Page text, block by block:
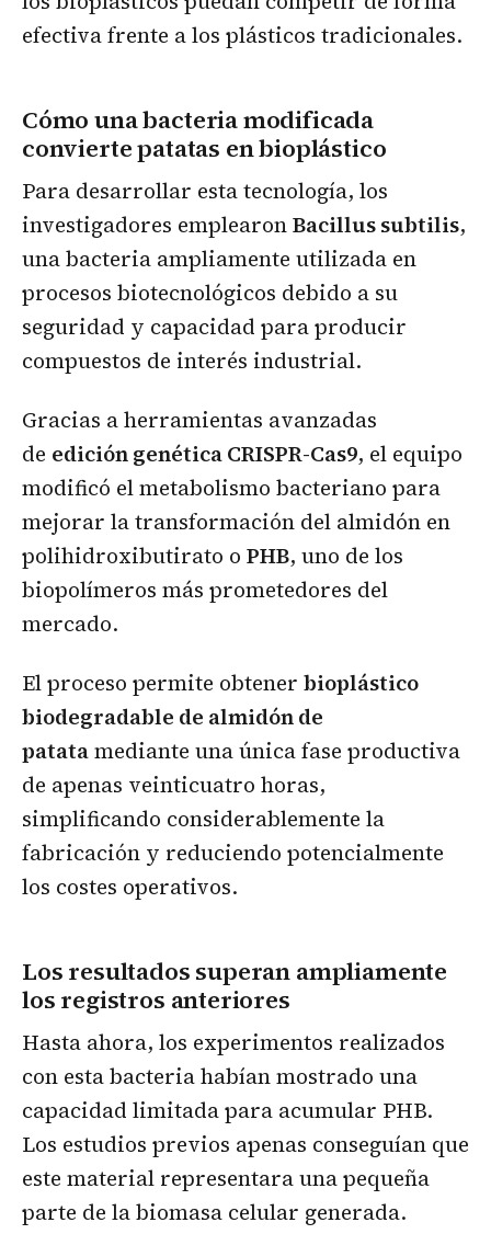
efectiva frente a los plásticos tradicionales.
Cómo una bacteria modificada
convierte patatas en bioplástico
Para desarrollar esta tecnología, los
investigadores emplearonBacillus subtilis,
una bacteria ampliamente utilizada en
procesos biotecnológicos debido a su
seguridad y capacidad para producir
compuestos de interés industrial.
Gracias a herramientas avanzadas
de edición genética CRISPR-Cas9, el equipo
modificó el metabolismo bacteriano para
mejorar la transformación del almidón en
polihidroxibutirato o PHB, uno de los
biopolímeros más prometedores del
mercado.
El proceso permite obtener bioplástico
biodegradable de almidón de
patatamediante una única fase productiva
de apenas veinticuatro horas,
simplificando considerablemente la
fabricación y reduciendo potencialmente
los costes operativos.
Los resultados superan ampliamente
los registros anteriores
Hasta ahora, los experimentos realizados
con esta bacteria habían mostrado una
capacidad limitada para acumular PHB.
Los estudios previos apenas conseguían que
este material representara una pequeña
parte de la biomasa celular generada.